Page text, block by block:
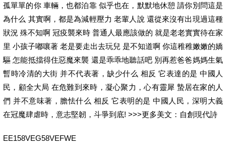
孤單單的你 車輛，也都泊靠 似乎也在，默默地休憩 請你別問這是
為什么 其實啊，都是為減輕壓力 老輩人說 還從來沒有出現過這種
狀況 殊不知啊 冠疫襲來時 普通人最應該做的 就是老老實實待在家
里 小孩子嘟嚷著 老是要走出去玩兒 是不知道啊 你這稚稚嫩嫩的嬌
驅 怎能抵擋得住惡魔來襲 還是乖乖地聽話吧 別再惹爸爸媽媽生氣
暫時冷清的大街 并不代表著，缺少什么 相反 它表達的是 中國人
民，顧全大局 在危難到來時，凝心聚力，心有靈犀 蟄居在家的人
們 并不意味著，膽怯什么 相反 它表明的是 中國人民，深明大義
在冠魔肆虐時，意志堅韌，斗爭到底! >>>更多美文：自創現代詩
EE158VEG58VEFWE